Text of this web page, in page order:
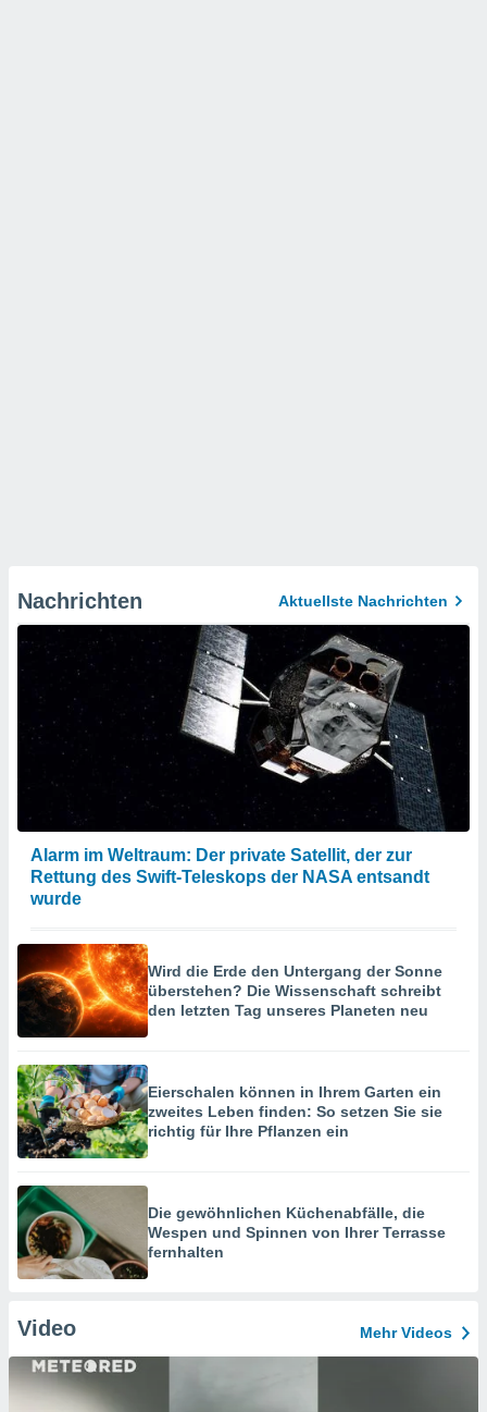
Nachrichten Aktuellste Nachrichten
Alarm im Weltraum: Der private Satellit, der zur
Rettung des Swift-Teleskops der NASA entsandt
wurde
Wird die Erde den Untergang der Sonne
überstehen? Die Wissenschaft schreibt
den letzten Tag unseres Planeten neu
Eierschalen können in Ihrem Garten ein
zweites Leben finden: So setzen Sie sie
richtig für Ihre Pflanzen ein
Die gewöhnlichen Küchenabfälle, die
Wespen und Spinnen von Ihrer Terrasse
fernhalten
Video Mehr Videos